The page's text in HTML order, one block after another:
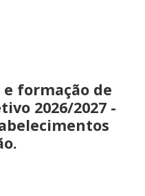
e formação de
2026/2027 -